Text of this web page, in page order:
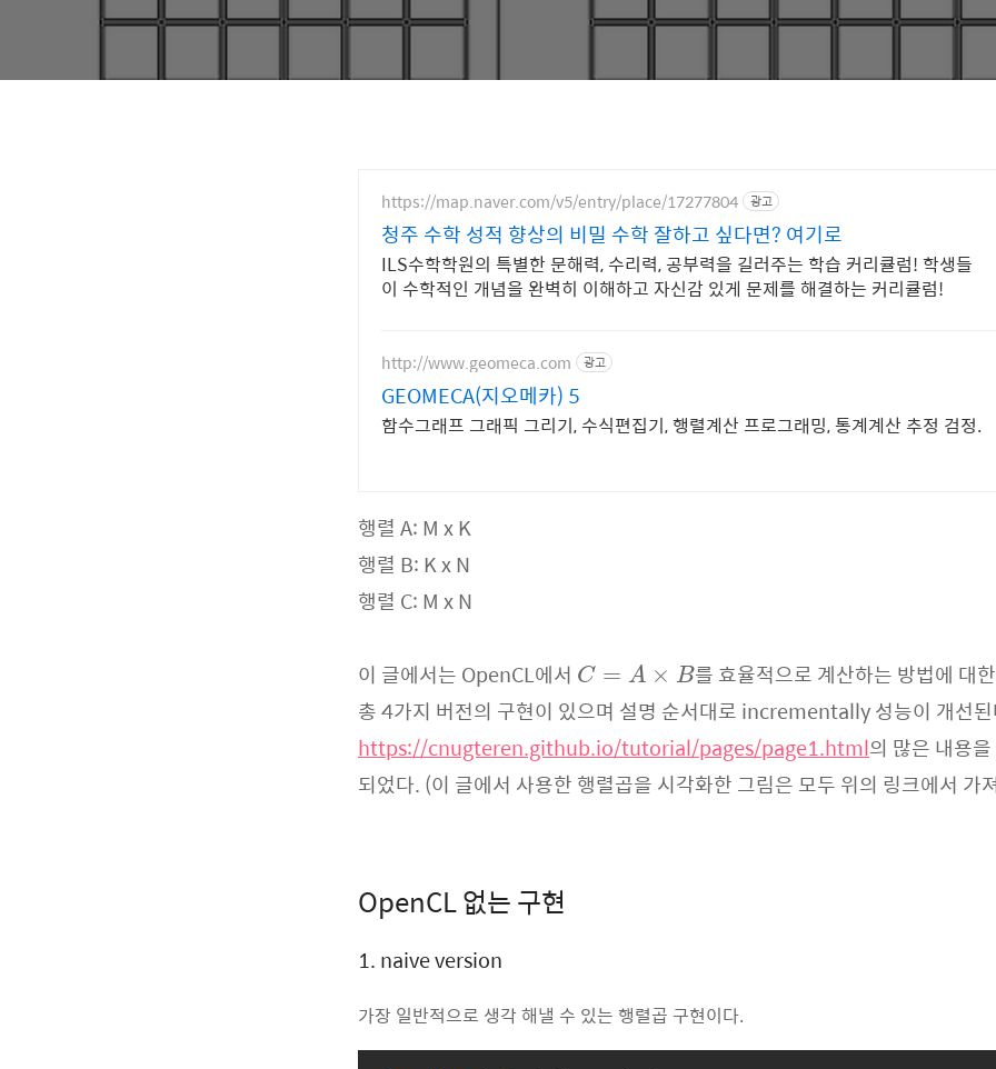
https://map.naver.com/v5/entry/place/17277804 광고
청주 수학 성적 향상의 비밀 수학 잘하고 싶다면? 여기로
ILS수학학원의 특별한 문해력, 수리력, 공부력을 길러주는 학습 커리큘럼! 학생들
이 수학적인 개념을 완벽히 이해하고 자신감 있게 문제를 해결하는 커리큘럼!
http://www.geomeca.com 광고
GEOMECA(지오메카) 5
함수그래프 그래픽 그리기, 수식편집기, 행렬계산 프로그래밍, 통계계산 추정 검정.
행렬 A: M x K
행렬 B: K x N
행렬 C: M x N
이 글에서는 OpenCL에서 C = A × B
C=A × B
를 효율적으로 계산하는 방법에 대
총 4가지 버전의 구현이 있으며 설명 순서대로 incrementally 성능이 개선
https://cnugteren.github.io/tutorial/pages/page1.html의 많은 내용
되었다. (이 글에서 사용한 행렬곱을 시각화한 그림은 모두 위의 링크에서 가
OpenCL 없는 구현
1. naive version
가장 일반적으로 생각 해낼 수 있는 행렬곱 구현이다.